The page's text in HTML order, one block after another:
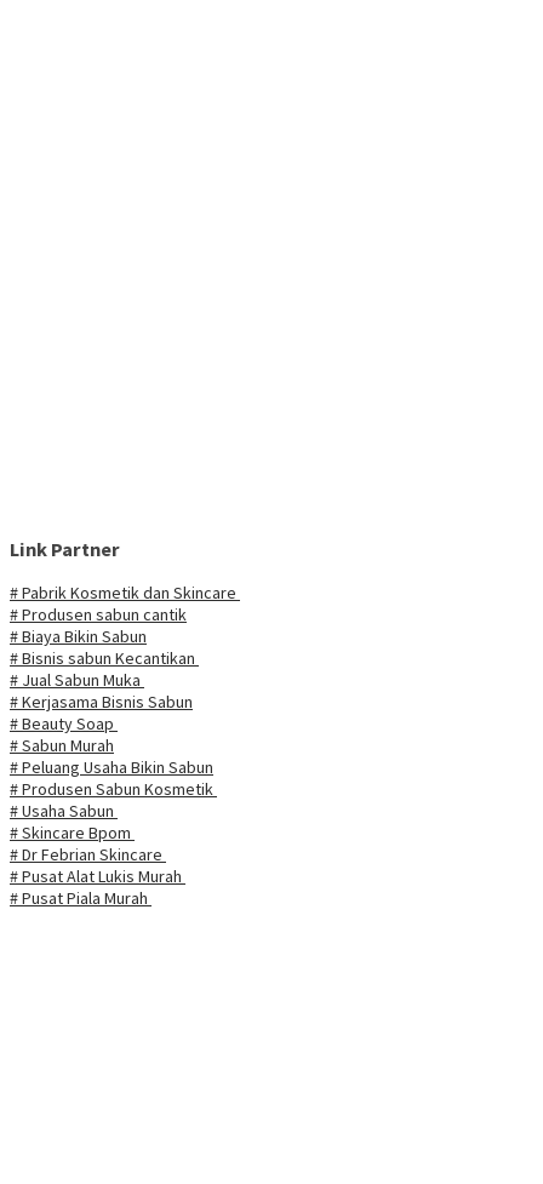
Link Partner
# Pabrik Kosmetik dan Skincare
# Produsen sabun cantik
# Biaya Bikin Sabun
# Bisnis sabun Kecantikan
# Jual Sabun Muka
# Kerjasama Bisnis Sabun
# Beauty Soap
# Sabun Murah
# Peluang Usaha Bikin Sabun
# Produsen Sabun Kosmetik
# Usaha Sabun
# Skincare Bpom
# Dr Febrian Skincare
# Pusat Alat Lukis Murah
# Pusat Piala Murah